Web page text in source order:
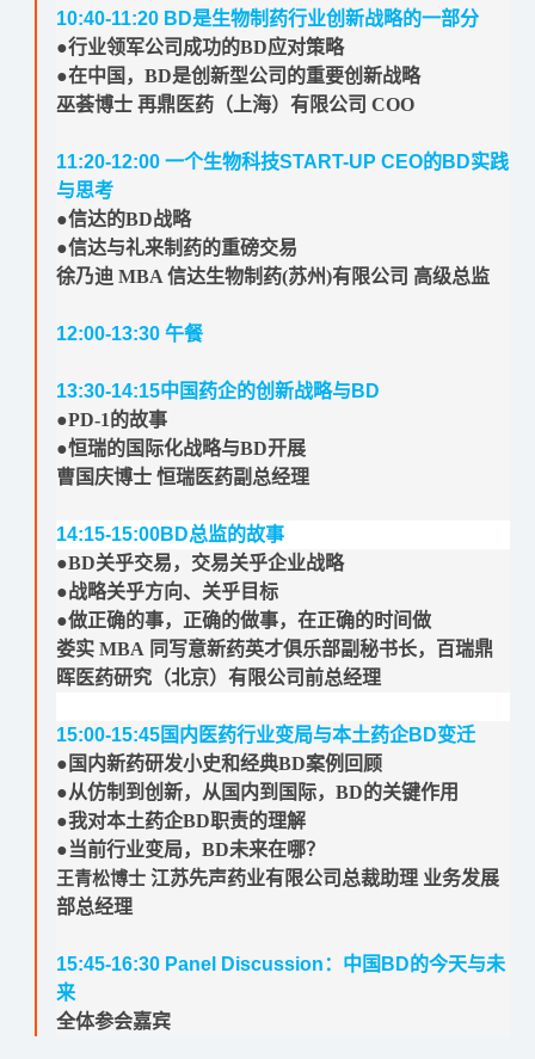
10:40-11:20 BD是生物制药行业创新战略的一部分
●行业领军公司成功的BD应对策略
●在中国，BD是创新型公司的重要创新战略
巫荟博士 再鼎医药（上海）有限公司 COO
11:20-12:00 一个生物科技START-UP CEO的BD实践
与思考
●信达的BD战略
●信达与礼来制药的重磅交易
徐乃迪 MBA 信达生物制药(苏州)有限公司 高级总监
12:00-13:30 午餐
13:30-14:15中国药企的创新战略与 BD
●PD-1的故事
●恒瑞的国际化战略与BD开展
曹国庆博士 恒瑞医药副总经理
14:15-15:00BD总监的故事
●BD关乎交易，交易关乎企业战略
●战略关乎方向、关乎目标
●做正确的事，正确的做事，在正确的时间做
娄实 MBA 同写意新药英才俱乐部副秘书长， 百瑞鼎
晖医药研究（北京）有限公司前总经理
15:00-15:45国内医药行业变局与本土药企BD变迁
●国内新药研发小史和经典BD案例回顾
●从仿制到创新，从国内到国际，BD的关键作用
●我对本土药企BD职责的理解
●当前行业变局，BD未来在哪？
王青松博士 江苏先声药业有限公司总裁助理 业务发展
部总经理
15:45-16:30 Panel Discussion：中国 BD的今天与未
来
全体参会嘉宾